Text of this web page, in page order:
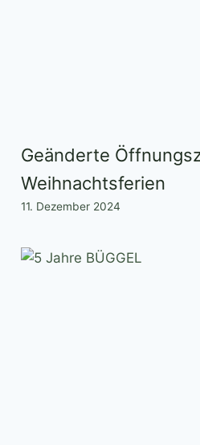
Geänderte
Weihnachtsferien
11. Dezember 2024